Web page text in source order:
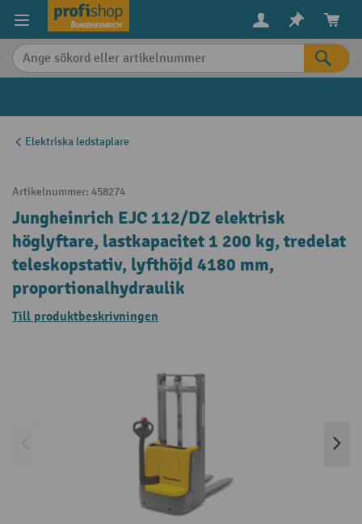
Elektriska ledstaplare
Artikelnummer: 458274
Jungheinrich EJC 112/DZ elektrisk
höglyftare, lastkapacitet 1 200 kg, tredelat
teleskopstativ, lyfthöjd 4180 mm,
proportionalhydraulik
Till produktbeskrivningen